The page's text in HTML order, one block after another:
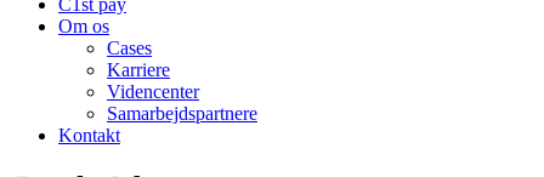
C1st pay
Om os
Cases
Karriere
Videncenter
Samarbejdspartnere
Kontakt